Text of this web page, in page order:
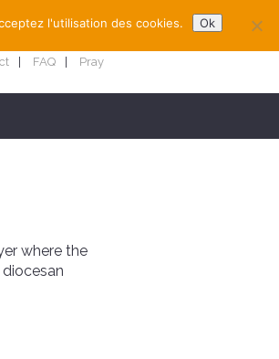
FAQ Pray
where the
l'utilisation des cookies. Ok